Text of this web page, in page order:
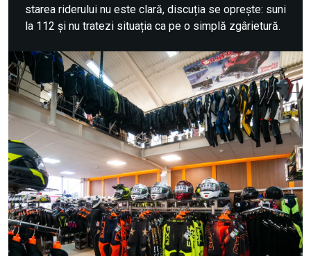
starea riderului nu este clară, discuția se oprește: suni
la 112 și nu tratezi situația ca pe o simplă zgârietură.